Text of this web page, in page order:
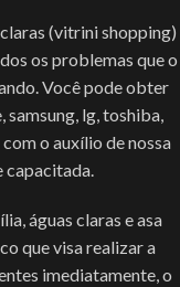
(vitrini shopping)
os problemas que o
Você pode obter
lg, toshiba,
o auxílio de nossa
capacitada.
águas claras e asa
que visa realizar a
imediatamente, o